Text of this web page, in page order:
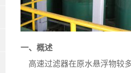
一、概述
高速过滤器在原水悬浮物较